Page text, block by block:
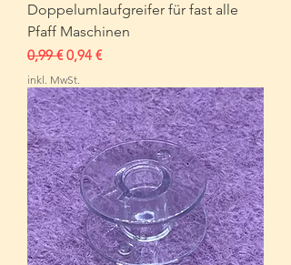
Doppelumlaufgreifer für fast alle
Pfaff Maschinen
Standardpreis
0,99 € Sale-Preis
0,94 €
inkl. MwSt.